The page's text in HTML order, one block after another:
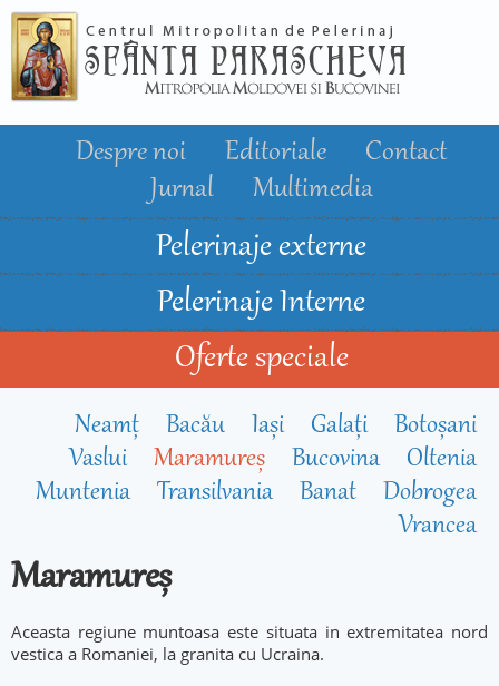
conţinutul
principal
Despre noi Editoriale
Contact
Jurnal
Multimedia
Pelerinaje externe
Pelerinaje Interne
Oferte speciale
Neamț Bacău Iași Galați
Botoșani
Vaslui
Maramureș Bucovina
Oltenia
Muntenia
Transilvania Banat
Dobrogea
Vrancea
Maramureș
Aceasta regiune muntoasa este situata in extremitatea nord
vestica a Romaniei, la granita cu Ucraina.